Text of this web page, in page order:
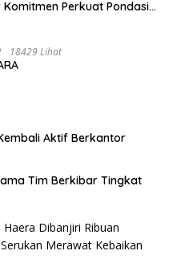
Perkuat Pondasi
18429 Lihat
Aktif Berkantor
Tim Berkibar Tingkat